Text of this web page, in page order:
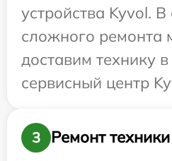
устройства Kyvol. В
сложного ремонта
доставим технику
сервисный центр
3
Ремонт техники